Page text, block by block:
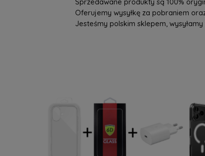
Oferujemy wysyłkę za pobraniem
Jesteśmy polskim sklepem,